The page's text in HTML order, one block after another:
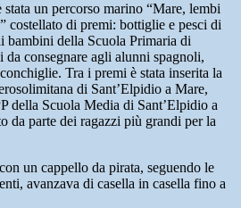
un percorso marino “Mare, lembi
costellato di premi: bottiglie e pesci di
bambini della Scuola Primaria di
da consegnare agli alunni spagnoli,
Tra i premi è stata inserita la
di Sant’Elpidio a Mare,
della Scuola Media di Sant’Elpidio a
da parte dei ragazzi più grandi per la
un cappello da pirata, seguendo le
avanzava di casella in casella fino a